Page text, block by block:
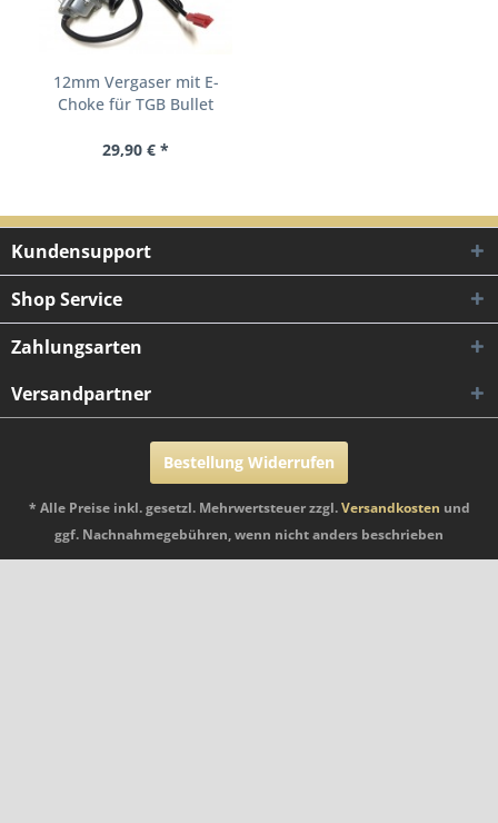
12mm Vergaser mit E-
Choke für TGB Bullet
29,90 € *
Kundensupport
Shop Service
Zahlungsarten
Versandpartner
Bestellung Widerrufen
* Alle Preise inkl. gesetzl. Mehrwertsteuer zzgl.Versandkosten und
ggf. Nachnahmegebühren, wenn nicht anders beschrieben